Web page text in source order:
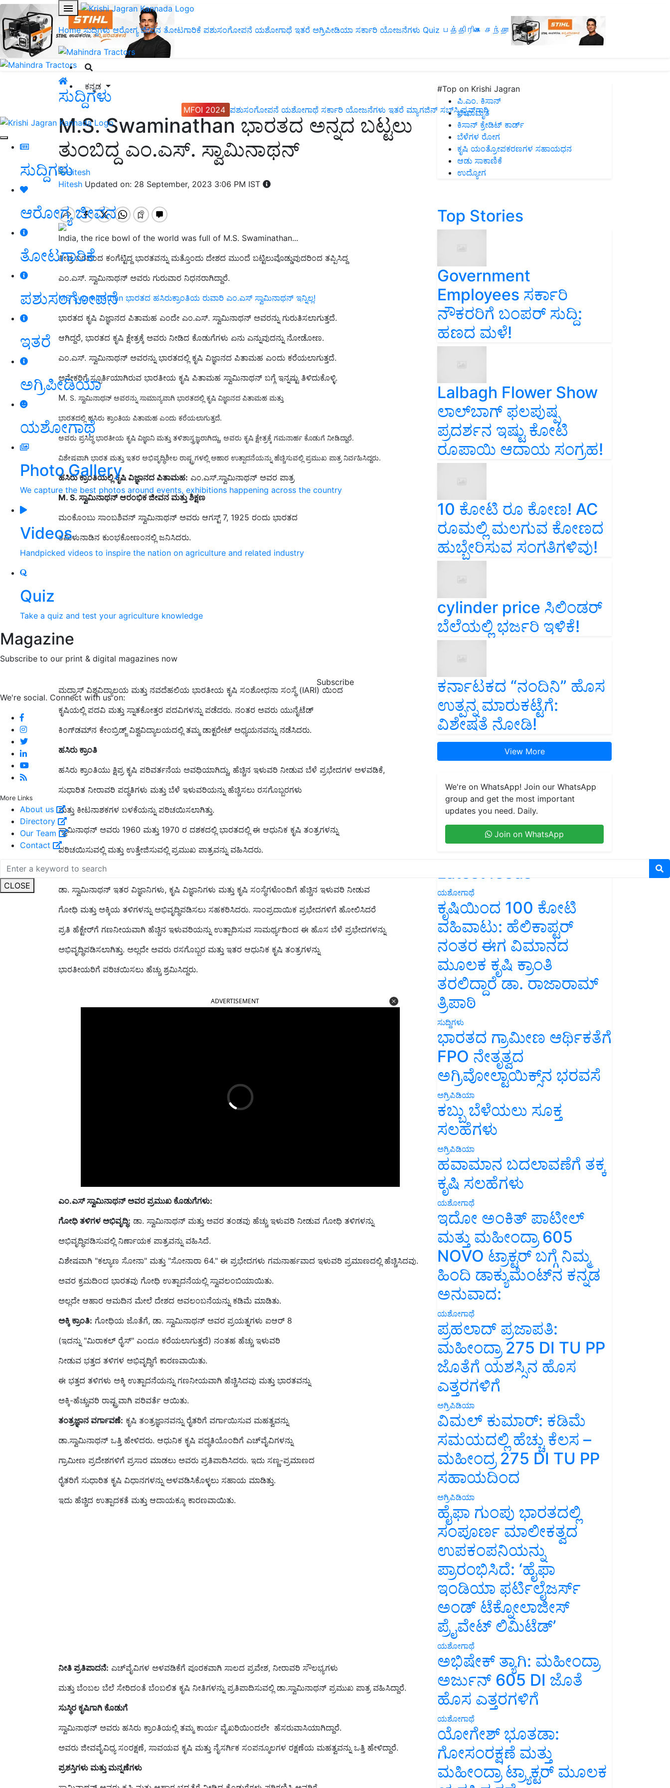
Home ಸುದ್ದಿಗಳು ಆರೋಗ್ಯ ಜೀವನ ತೋಟಗಾರಿಕೆ ಪಶುಸಂಗೋಪನೆ ಯಶೋಗಾಥೆ ಇತರೆ ಅಗ್ರಿಪೀಡಿಯಾ ಸರ್ಕಾರಿ ಯೋಜನೆಗಳು Quiz பத்திரிகை சந்தா
ಕನ್ನಡ
MFOI 2024 ಪಶುಸಂಗೋಪನೆ ಯಶೋಗಾಥೆ ಸರ್ಕಾರಿ ಯೋಜನೆಗಳು ಇತರೆ ಮ್ಯಾಗಜಿನ್‌ ಸಬ್‌ಸ್ಕ್ರಿಪ್ಷನ್‌ಗಾಗಿ
ಸುದ್ದಿಗಳು
ಆರೋಗ್ಯ ಜೀವನ
ತೋಟಗಾರಿಕೆ
ಪಶುಸಂಗೋಪನೆ
ಇತರೆ
ಅಗ್ರಿಪೀಡಿಯಾ
ಯಶೋಗಾಥೆ
Photo Gallery
We capture the best photos around events, exhibitions happening across the country
Videos
Handpicked videos to inspire the nation on agriculture and related industry
Quiz
Take a quiz and test your agriculture knowledge
Magazine
Subscribe to our print & digital magazines now
Subscribe
We're social. Connect with us on:
More Links
About us
Directory
Our Team
Contact
CLOSE
ಸುದ್ದಿಗಳು
M.S. Swaminathan ಭಾರತದ ಅನ್ನದ ಬಟ್ಟಲು
ತುಂಬಿದ್ದ ಎಂ.ಎಸ್‌. ಸ್ವಾಮಿನಾಥನ್‌
Hitesh Updated on: 28 September, 2023 3:06 PM IST
India, the rice bowl of the world was full of M.S. Swaminathan...
ತೀವ್ರ ಬರದಿಂದ ಕಂಗೆಟ್ಟಿದ್ದ ಭಾರತವನ್ನು ಮತ್ತೊಂದು ದೇಶದ ಮುಂದೆ ಬಟ್ಟಿಲುವೊಡ್ಡುವುದರಿಂದ ತಪ್ಪಿಸಿದ್ದ
ಎಂ.ಎಸ್‌. ಸ್ವಾಮಿನಾಥನ್‌ ಅವರು ಗುರುವಾರ ನಿಧನರಾಗಿದ್ದಾರೆ.
MS Swaminathan ಭಾರತದ ಹಸಿರುಕ್ರಾಂತಿಯ ರುವಾರಿ ಎಂ.ಎಸ್ ಸ್ವಾಮಿನಾಥನ್ ಇನ್ನಿಲ್ಲ!
ಭಾರತದ ಕೃಷಿ ವಿಜ್ಞಾನದ ಪಿತಾಮಹ ಎಂದೇ ಎಂ.ಎಸ್. ಸ್ವಾಮಿನಾಥನ್ ಅವರನ್ನು ಗುರುತಿಸಲಾಗುತ್ತದೆ.
ಆಗಿದ್ದರೆ, ಭಾರತದ ಕೃಷಿ ಕ್ಷೇತ್ರಕ್ಕೆ ಅವರು ನೀಡಿದ ಕೊಡುಗೆಗಳು ಏನು ಎನ್ನುವುದನ್ನು ನೋಡೋಣ.
ಎಂ.ಎಸ್‌. ಸ್ವಾಮಿನಾಥನ್ ಅವರನ್ನು ಭಾರತದಲ್ಲಿ ಕೃಷಿ ವಿಜ್ಞಾನದ ಪಿತಾಮಹ ಎಂದು ಕರೆಯಲಾಗುತ್ತದೆ.
ಅನೇಕರಿಗೆ ಸ್ಫೂರ್ತಿಯಾಗಿರುವ ಭಾರತೀಯ ಕೃಷಿ ಪಿತಾಮಹ ಸ್ವಾಮಿನಾಥನ್ ಬಗ್ಗೆ ಇನ್ನಷ್ಟು ತಿಳಿದುಕೊಳ್ಳಿ.
M. S. ಸ್ವಾಮಿನಾಥನ್ ಅವರನ್ನು ಸಾಮಾನ್ಯವಾಗಿ ಭಾರತದಲ್ಲಿ ಕೃಷಿ ವಿಜ್ಞಾನದ ಪಿತಾಮಹ ಮತ್ತು
ಭಾರತದಲ್ಲಿ ಹಸಿರು ಕ್ರಾಂತಿಯ ಪಿತಾಮಹ ಎಂದು ಕರೆಯಲಾಗುತ್ತದೆ.
ಅವರು ಪ್ರಸಿದ್ಧ ಭಾರತೀಯ ಕೃಷಿ ವಿಜ್ಞಾನಿ ಮತ್ತು ತಳಿಶಾಸ್ತ್ರಜ್ಞರಾಗಿದ್ದು, ಅವರು ಕೃಷಿ ಕ್ಷೇತ್ರಕ್ಕೆ ಗಮನಾರ್ಹ ಕೊಡುಗೆ ನೀಡಿದ್ದಾರೆ.
ವಿಶೇಷವಾಗಿ ಭಾರತ ಮತ್ತು ಇತರ ಅಭಿವೃದ್ಧಿಶೀಲ ರಾಷ್ಟ್ರಗಳಲ್ಲಿ ಆಹಾರ ಉತ್ಪಾದನೆಯನ್ನು ಹೆಚ್ಚಿಸುವಲ್ಲಿ ಪ್ರಮುಖ ಪಾತ್ರ ನಿರ್ವಹಿಸಿದ್ದರು.
ಹಸಿರು ಕ್ರಾಂತಿಯಲ್ಲಿ ಕೃಷಿ ವಿಜ್ಞಾನದ ಪಿತಾಮಹ: ಎಂ.ಎಸ್.ಸ್ವಾಮಿನಾಥನ್ ಅವರ ಪಾತ್ರ
M. S. ಸ್ವಾಮಿನಾಥನ್ ಆರಂಭಿಕ ಜೀವನ ಮತ್ತು ಶಿಕ್ಷಣ
ಮಂಕೊಂಬು ಸಾಂಬಶಿವನ್ ಸ್ವಾಮಿನಾಥನ್ ಅವರು ಆಗಸ್ಟ್ 7, 1925 ರಂದು ಭಾರತದ
ತಮಿಳುನಾಡಿನ ಕುಂಭಕೋಣಂನಲ್ಲಿ ಜನಿಸಿದರು.
ಮದ್ರಾಸ್ ವಿಶ್ವವಿದ್ಯಾಲಯ ಮತ್ತು ನವದೆಹಲಿಯ ಭಾರತೀಯ ಕೃಷಿ ಸಂಶೋಧನಾ ಸಂಸ್ಥೆ (IARI) ಯಿಂದ
ಕೃಷಿಯಲ್ಲಿ ಪದವಿ ಮತ್ತು ಸ್ನಾತಕೋತ್ತರ ಪದವಿಗಳನ್ನು ಪಡೆದರು. ನಂತರ ಅವರು ಯುನೈಟೆಡ್
ಕಿಂಗ್‌ಡಮ್‌ನ ಕೇಂಬ್ರಿಡ್ಜ್ ವಿಶ್ವವಿದ್ಯಾಲಯದಲ್ಲಿ ತಮ್ಮ ಡಾಕ್ಟರೇಟ್ ಅಧ್ಯಯನವನ್ನು ನಡೆಸಿದರು.
ಹಸಿರು ಕ್ರಾಂತಿ
ಹಸಿರು ಕ್ರಾಂತಿಯು ಕ್ಷಿಪ್ರ ಕೃಷಿ ಪರಿವರ್ತನೆಯ ಅವಧಿಯಾಗಿದ್ದು, ಹೆಚ್ಚಿನ ಇಳುವರಿ ನೀಡುವ ಬೆಳೆ ಪ್ರಭೇದಗಳ ಅಳವಡಿಕೆ,
ಸುಧಾರಿತ ನೀರಾವರಿ ಪದ್ಧತಿಗಳು ಮತ್ತು ಬೆಳೆ ಇಳುವರಿಯನ್ನು ಹೆಚ್ಚಿಸಲು ರಸಗೊಬ್ಬರಗಳು
ಮತ್ತು ಕೀಟನಾಶಕಗಳ ಬಳಕೆಯನ್ನು ಪರಿಚಯಿಸಲಾಗಿತ್ತು.
ಸ್ವಾಮಿನಾಥನ್ ಅವರು 1960 ಮತ್ತು 1970 ರ ದಶಕದಲ್ಲಿ ಭಾರತದಲ್ಲಿ ಈ ಆಧುನಿಕ ಕೃಷಿ ತಂತ್ರಗಳನ್ನು
ಪರಿಚಯಿಸುವಲ್ಲಿ ಮತ್ತು ಉತ್ತೇಜಿಸುವಲ್ಲಿ ಪ್ರಮುಖ ಪಾತ್ರವನ್ನು ವಹಿಸಿದರು.
ಹೆಚ್ಚು ಇಳುವರಿ ನೀಡುವ ತಳಿಗಳ (HYVs) ಪರಿಚಯ
ಡಾ. ಸ್ವಾಮಿನಾಥನ್ ಇತರ ವಿಜ್ಞಾನಿಗಳು, ಕೃಷಿ ವಿಜ್ಞಾನಿಗಳು ಮತ್ತು ಕೃಷಿ ಸಂಸ್ಥೆಗಳೊಂದಿಗೆ ಹೆಚ್ಚಿನ ಇಳುವರಿ ನೀಡುವ
ಗೋಧಿ ಮತ್ತು ಅಕ್ಕಿಯ ತಳಿಗಳನ್ನು ಅಭಿವೃದ್ಧಿಪಡಿಸಲು ಸಹಕರಿಸಿದರು. ಸಾಂಪ್ರದಾಯಿಕ ಪ್ರಭೇದಗಳಿಗೆ ಹೋಲಿಸಿದರೆ
ಪ್ರತಿ ಹೆಕ್ಟೇರ್‌ಗೆ ಗಣನೀಯವಾಗಿ ಹೆಚ್ಚಿನ ಇಳುವರಿಯನ್ನು ಉತ್ಪಾದಿಸುವ ಸಾಮರ್ಥ್ಯದಿಂದ ಈ ಹೊಸ ಬೆಳೆ ಪ್ರಭೇದಗಳನ್ನು
ಅಭಿವೃದ್ಧಿಪಡಿಸಲಾಗಿತ್ತು. ಅಲ್ಲದೇ ಅವರು ರಸಗೊಬ್ಬರ ಮತ್ತು ಇತರ ಆಧುನಿಕ ಕೃಷಿ ತಂತ್ರಗಳನ್ನು
ಭಾರತೀಯರಿಗೆ ಪರಿಚಯಿಸಲು ಹೆಚ್ಚು ಶ್ರಮಿಸಿದ್ದರು.
ಎಂ.ಎಸ್‌ ಸ್ವಾಮಿನಾಥನ್‌ ಅವರ ಪ್ರಮುಖ ಕೊಡುಗೆಗಳು:
ಗೋಧಿ ತಳಿಗಳ ಅಭಿವೃದ್ಧಿ:
ಡಾ. ಸ್ವಾಮಿನಾಥನ್ ಮತ್ತು ಅವರ ತಂಡವು ಹೆಚ್ಚು ಇಳುವರಿ ನೀಡುವ ಗೋಧಿ ತಳಿಗಳನ್ನು
ಅಭಿವೃದ್ಧಿಪಡಿಸುವಲ್ಲಿ ನಿರ್ಣಾಯಕ ಪಾತ್ರವನ್ನು ವಹಿಸಿದೆ.
ವಿಶೇಷವಾಗಿ "ಕಲ್ಯಾಣ ಸೋನಾ" ಮತ್ತು "ಸೋನಾರಾ 64." ಈ ಪ್ರಭೇದಗಳು ಗಮನಾರ್ಹವಾದ ಇಳುವರಿ ಪ್ರಮಾಣದಲ್ಲಿ ಹೆಚ್ಚಿಸಿದವು.
ಅವರ ಕ್ರಮದಿಂದ ಭಾರತವು ಗೋಧಿ ಉತ್ಪಾದನೆಯಲ್ಲಿ ಸ್ವಾವಲಂಬಿಯಾಯಿತು.
ಅಲ್ಲದೇ ಆಹಾರ ಆಮದಿನ ಮೇಲೆ ದೇಶದ ಅವಲಂಬನೆಯನ್ನು ಕಡಿಮೆ ಮಾಡಿತು.
ಅಕ್ಕಿ ಕ್ರಾಂತಿ:
ಗೋಧಿಯ ಜೊತೆಗೆ, ಡಾ. ಸ್ವಾಮಿನಾಥನ್ ಅವರ ಪ್ರಯತ್ನಗಳು ಐಆರ್ 8
(ಇದನ್ನು "ಮಿರಾಕಲ್ ರೈಸ್" ಎಂದೂ ಕರೆಯಲಾಗುತ್ತದೆ) ನಂತಹ ಹೆಚ್ಚು ಇಳುವರಿ
ನೀಡುವ ಭತ್ತದ ತಳಿಗಳ ಅಭಿವೃದ್ಧಿಗೆ ಕಾರಣವಾಯಿತು.
ಈ ಭತ್ತದ ತಳಿಗಳು ಅಕ್ಕಿ ಉತ್ಪಾದನೆಯನ್ನು ಗಣನೀಯವಾಗಿ ಹೆಚ್ಚಿಸಿದವು ಮತ್ತು ಭಾರತವನ್ನು
ಅಕ್ಕಿ-ಹೆಚ್ಚುವರಿ ರಾಷ್ಟ್ರವಾಗಿ ಪರಿವರ್ತೆ ಆಯಿತು.
ತಂತ್ರಜ್ಞಾನ ವರ್ಗಾವಣೆ:
ಡಾ.ಸ್ವಾಮಿನಾಥನ್ ಒತ್ತಿ ಹೇಳಿದರು. ಆಧುನಿಕ ಕೃಷಿ ಪದ್ಧತಿಯೊಂದಿಗೆ ಎಚ್‌ವೈವಿಗಳನ್ನು
ಗ್ರಾಮೀಣ ಪ್ರದೇಶಗಳಿಗೆ ಪ್ರಸಾರ ಮಾಡಲು ಅವರು ಪ್ರತಿಪಾದಿಸಿದರು. ಇದು ಸಣ್ಣ-ಪ್ರಮಾಣದ
ರೈತರಿಗೆ ಸುಧಾರಿತ ಕೃಷಿ ವಿಧಾನಗಳನ್ನು ಅಳವಡಿಸಿಕೊಳ್ಳಲು ಸಹಾಯ ಮಾಡಿತ್ತು.
ಇದು ಹೆಚ್ಚಿದ ಉತ್ಪಾದಕತೆ ಮತ್ತು ಆದಾಯಕ್ಕೂ ಕಾರಣವಾಯಿತು.
ಮತ್ತು ಬೆಂಬಲ ಬೆಲೆ ಸೇರಿದಂತೆ ಬೆಂಬಲಿತ ಕೃಷಿ ನೀತಿಗಳನ್ನು ಪ್ರತಿಪಾದಿಸುವಲ್ಲಿ ಡಾ.ಸ್ವಾಮಿನಾಥನ್ ಪ್ರಮುಖ ಪಾತ್ರ ವಹಿಸಿದ್ದಾರೆ.
ಸುಸ್ಥಿರ ಕೃಷಿಗಾಗಿ ಕೊಡುಗೆ
ಸ್ವಾಮಿನಾಥನ್ ಅವರು ಹಸಿರು ಕ್ರಾಂತಿಯಲ್ಲಿ ತಮ್ಮ ಕಾರ್ಯ ವೈಖರಿಯಿಂದಲೇ ಹೆಸರುವಾಸಿಯಾಗಿದ್ದಾರೆ.
ಅವರು ಜೀವವೈವಿಧ್ಯ ಸಂರಕ್ಷಣೆ, ಸಾವಯವ ಕೃಷಿ ಮತ್ತು ನೈಸರ್ಗಿಕ ಸಂಪನ್ಮೂಲಗಳ ರಕ್ಷಣೆಯ ಮಹತ್ವವನ್ನು ಒತ್ತಿ ಹೇಳಿದ್ದಾರೆ.
ಪ್ರಶಸ್ತಿಗಳು ಮತ್ತು ಮನ್ನಣೆಗಳು
ಸ್ವಾಮಿನಾಥನ್ ಅವರು ಕೃಷಿ ಮತ್ತು ಆಹಾರ ಭದ್ರತೆಗೆ ನೀಡಿದ ಕೊಡುಗೆಗಳು ಪರಿಗಣಿಸಿ ಅವರಿಗೆ
#Top on Krishi Jagran
ಪಿ.ಎಂ. ಕಿಸಾನ್
ಜೀವಾಮೃತ
ಕಿಸಾನ್ ಕ್ರೇಡಿಟ್ ಕಾರ್ಡ್
ಬೆಳೆಗಳ ರೋಗ
ಕೃಷಿ ಯಂತ್ರೋಪಕರಣಗಳ ಸಹಾಯಧನ
ಆಡು ಸಾಕಾಣಿಕೆ
ಉದ್ಯೋಗ
Top Stories
Government
Employees ಸರ್ಕಾರಿ
ನೌಕರರಿಗೆ ಬಂಪರ್‌ ಸುದ್ದಿ:
ಹಣದ ಮಳೆ!
Lalbagh Flower Show
ಲಾಲ್‌ಬಾಗ್ ಫಲಪುಷ್ಪ
ಪ್ರದರ್ಶನ ಇಷ್ಟು ಕೋಟಿ
ರೂಪಾಯಿ ಆದಾಯ ಸಂಗ್ರಹ!
10 ಕೋಟಿ ರೂ ಕೋಣ! AC
ರೂಮಲ್ಲಿ ಮಲಗುವ ಕೋಣದ
ಹುಬ್ಬೇರಿಸುವ ಸಂಗತಿಗಳಿವು!
cylinder price ಸಿಲಿಂಡರ್‌
ಬೆಲೆಯಲ್ಲಿ ಭರ್ಜರಿ ಇಳಿಕೆ!
ಕರ್ನಾಟಕದ “ನಂದಿನಿ” ಹೊಸ
ಉತ್ಪನ್ನ ಮಾರುಕಟ್ಟೆಗೆ:
ವಿಶೇಷತೆ ನೋಡಿ!
View More
We're on WhatsApp! Join our WhatsApp
group and get the most important
updates you need. Daily.
Join on WhatsApp
Latest feeds
ಯಶೋಗಾಥೆ
ಕೃಷಿಯಿಂದ 100 ಕೋಟಿ
ವಹಿವಾಟು: ಹೆಲಿಕಾಪ್ಟರ್
ನಂತರ ಈಗ ವಿಮಾನದ
ಮೂಲಕ ಕೃಷಿ ಕ್ರಾಂತಿ
ತರಲಿದ್ದಾರೆ ಡಾ. ರಾಜಾರಾಮ್
ತ್ರಿಪಾಠಿ
ಸುದ್ದಿಗಳು
ಭಾರತದ ಗ್ರಾಮೀಣ ಆರ್ಥಿಕತೆಗೆ
FPO ನೇತೃತ್ವದ
ಅಗ್ರಿವೋಲ್ಟಾಯಿಕ್ಸ್‌ನ ಭರವಸೆ
ಅಗ್ರಿಪಿಡಿಯಾ
ಕಬ್ಬು ಬೆಳೆಯಲು ಸೂಕ್ತ
ಸಲಹೆಗಳು
ಅಗ್ರಿಪಿಡಿಯಾ
ಹವಾಮಾನ ಬದಲಾವಣೆಗೆ ತಕ್ಕ
ಕೃಷಿ ಸಲಹೆಗಳು
ಯಶೋಗಾಥೆ
ಇದೋ ಅಂಕಿತ್ ಪಾಟೀಲ್
ಮತ್ತು ಮಹೀಂದ್ರಾ 605
NOVO ಟ್ರಾಕ್ಟರ್ ಬಗ್ಗೆ ನಿಮ್ಮ
ಹಿಂದಿ ಡಾಕ್ಯುಮೆಂಟ್‌ನ ಕನ್ನಡ
ಅನುವಾದ:
ಯಶೋಗಾಥೆ
ಪ್ರಹಲಾದ್ ಪ್ರಜಾಪತಿ:
ಮಹೀಂದ್ರಾ 275 DI TU PP
ಜೊತೆಗೆ ಯಶಸ್ಸಿನ ಹೊಸ
ಎತ್ತರಗಳಿಗೆ
ಅಗ್ರಿಪಿಡಿಯಾ
ವಿಮಲ್ ಕುಮಾರ್: ಕಡಿಮೆ
ಸಮಯದಲ್ಲಿ ಹೆಚ್ಚು ಕೆಲಸ –
ಮಹೀಂದ್ರ 275 DI TU PP
ಸಹಾಯದಿಂದ
ಅಗ್ರಿಪಿಡಿಯಾ
ಹೈಫಾ ಗುಂಪು ಭಾರತದಲ್ಲಿ
ಸಂಪೂರ್ಣ ಮಾಲೀಕತ್ವದ
ಉಪಕಂಪನಿಯನ್ನು
ಪ್ರಾರಂಭಿಸಿದೆ: ‘ಹೈಫಾ
ಇಂಡಿಯಾ ಫರ್ಟಿಲೈಜರ್ಸ್
ಅಂಡ್ ಟೆಕ್ನೋಲಾಜೀಸ್
ಪ್ರೈವೇಟ್ ಲಿಮಿಟೆಡ್’
ಯಶೋಗಾಥೆ
ಅಭಿಷೇಕ್ ತ್ಯಾಗಿ: ಮಹೀಂದ್ರಾ
ಅರ್ಜುನ್ 605 DI ಜೊತೆ
ಹೊಸ ಎತ್ತರಗಳಿಗೆ
ಯಶೋಗಾಥೆ
ಯೋಗೇಶ್ ಭೂತಡಾ:
ಗೋಸಂರಕ್ಷಣೆ ಮತ್ತು
ಮಹೀಂದ್ರಾ ಟ್ರ್ಯಾಕ್ಟರ್ ಮೂಲಕ